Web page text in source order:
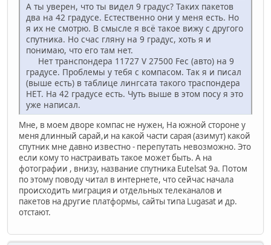
А ты уверен, что ты видел 9 градус? Таких пакетов
два на 42 градусе. Естественно они у меня есть. Но
я их не смотрю. В смысле я всё такое вижу с другого
спутника. Но счас гляну на 9 градус, хоть я и
понимаю, что его там нет.
Нет транспондера 11727 V 27500 Fec (авто) на 9
градусе. Проблемы у тебя с компасом. Так я и писал
(выше есть) в таблице лингсата такого траспондера
НЕТ. На 42 градусе есть. Чуть выше в этом посу я это
уже написал.
Мне, в моем дворе компас не нужен, На южной стороне у
меня длинный сарай,и на какой части сарая (азимут) какой
спутник мне давно известно - перепутать невозможно. Это
если кому то настраивать такое может быть. А на
фотографии , внизу, название спутника Eutelsat 9a. Потом
по этому поводу читал в интернете, что сейчас начала
происходить миграция и отдельных телеканалов и
пакетов на другие платформы, сайты типа Lugasat и др.
отстают.